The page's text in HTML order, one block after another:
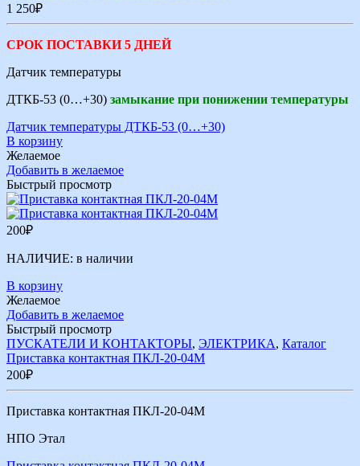
1 250₽
СРОК ПОСТАВКИ 5 ДНЕЙ
Датчик температуры
ДТКБ-53 (0…+30) замыкание при понижении температуры
Датчик температуры ДТКБ-53 (0…+30)
В корзину
Желаемое
Добавить в желаемое
Быстрый просмотр
200₽
НАЛИЧИЕ: в наличии
В корзину
Желаемое
Добавить в желаемое
Быстрый просмотр
ПУСКАТЕЛИ И КОНТАКТОРЫ, ЭЛЕКТРИКА, Каталог
Приставка контактная ПКЛ-20-04М
200₽
Приставка контактная ПКЛ-20-04М
НПО Этал